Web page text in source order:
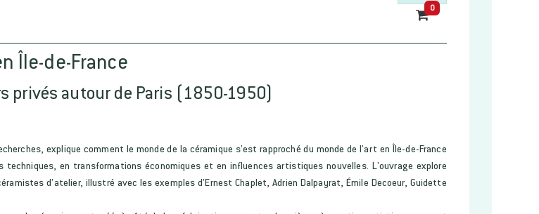
0
Île-de-France
privés autour de Paris (1850-1950)
explique comment le monde de la céramique s’est rapproché du monde de l’art en Île-de-France
techniques, en transformations économiques et en influences artistiques nouvelles. L’ouvrage explore
d’atelier, illustré avec les exemples d’Ernest Chaplet, Adrien Dalpayrat, Émile Decoeur, Guidette